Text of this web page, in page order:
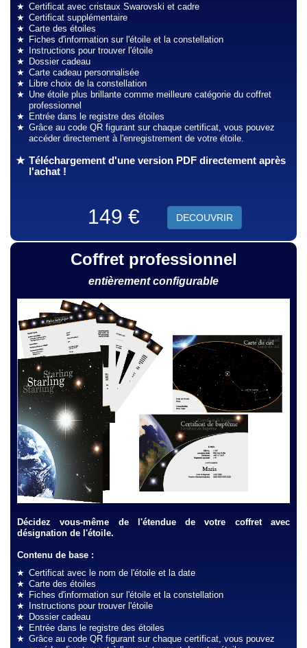
Coffret professionnel
entièrement configurable
Décidez vous-même de l'étendue de votre coffret avec
désignation de l'étoile.
Contenu de base :
Certificat avec le nom de l'étoile et la date
Carte des étoiles
Fiches d'information sur l'étoile et la constellation
Instructions pour trouver l'étoile
Dossier cadeau
Entrée dans le registre des étoiles
Grâce au code QR figurant sur chaque certificat, vous pouvez
Certificat avec cristaux Swarovski et cadre
Certificat supplémentaire
Carte des étoiles
Fiches d'information sur l'étoile et la constellation
Instructions pour trouver l'étoile
Dossier cadeau
Carte cadeau personnalisée
Libre choix de la constellation
Une étoile plus brillante comme meilleure catégorie du coffret
professionnel
Entrée dans le registre des étoiles
Grâce au code QR figurant sur chaque certificat, vous pouvez
accéder directement à l'enregistrement de votre étoile.
Téléchargement d'une version PDF directement après
l'achat !
149 € DECOUVRIR